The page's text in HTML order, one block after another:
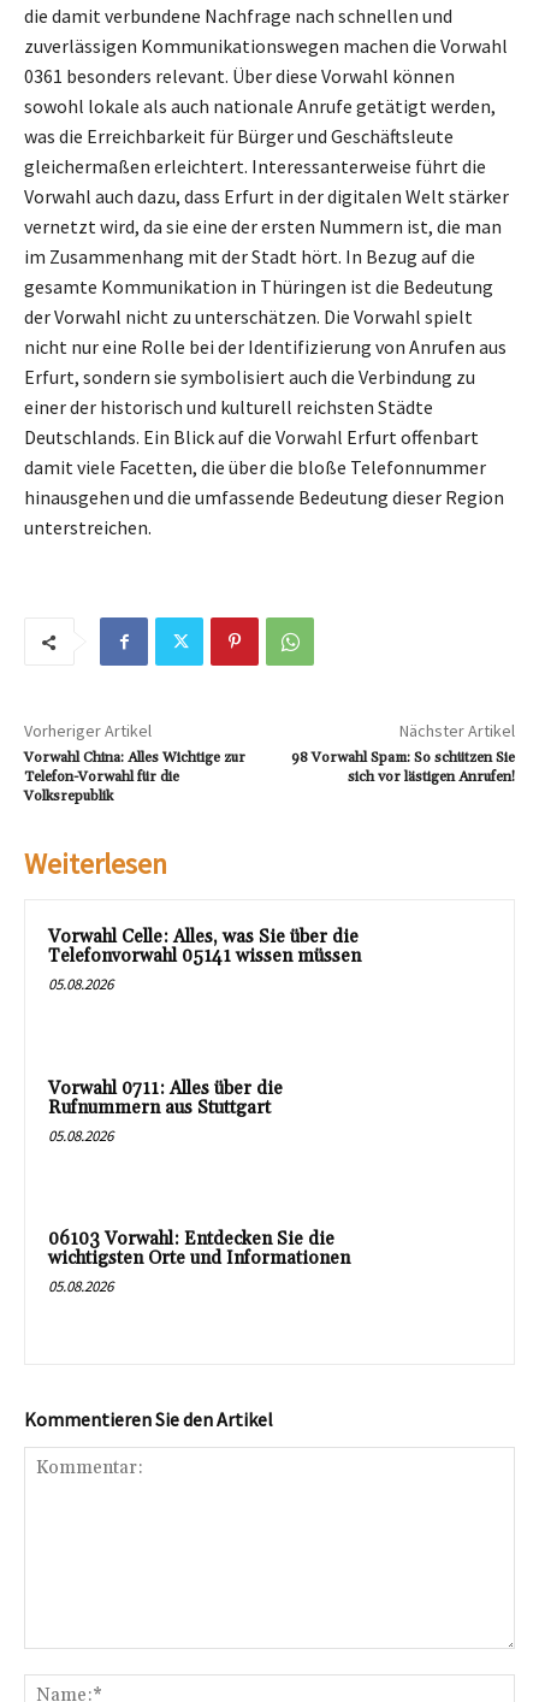
die damit verbundene Nachfrage nach schnellen und
zuverlässigen Kommunikationswegen machen die Vorwahl
0361 besonders relevant. Über diese Vorwahl können
sowohl lokale als auch nationale Anrufe getätigt werden,
was die Erreichbarkeit für Bürger und Geschäftsleute
gleichermaßen erleichtert. Interessanterweise führt die
Vorwahl auch dazu, dass Erfurt in der digitalen Welt stärker
vernetzt wird, da sie eine der ersten Nummern ist, die man
im Zusammenhang mit der Stadt hört. In Bezug auf die
gesamte Kommunikation in Thüringen ist die Bedeutung
der Vorwahl nicht zu unterschätzen. Die Vorwahl spielt
nicht nur eine Rolle bei der Identifizierung von Anrufen aus
Erfurt, sondern sie symbolisiert auch die Verbindung zu
einer der historisch und kulturell reichsten Städte
Deutschlands. Ein Blick auf die Vorwahl Erfurt offenbart
damit viele Facetten, die über die bloße Telefonnummer
hinausgehen und die umfassende Bedeutung dieser Region
unterstreichen.
Vorheriger Artikel
Vorwahl China: Alles Wichtige zur
Telefon-Vorwahl für die
Volksrepublik
Nächster Artikel
98 Vorwahl Spam: So schützen Sie
sich vor lästigen Anrufen!
Weiterlesen
Vorwahl Celle: Alles, was Sie über die
Telefonvorwahl 05141 wissen müssen
05.08.2026
Vorwahl 0711: Alles über die
Rufnummern aus Stuttgart
05.08.2026
06103 Vorwahl: Entdecken Sie die
wichtigsten Orte und Informationen
05.08.2026
Kommentieren Sie den Artikel